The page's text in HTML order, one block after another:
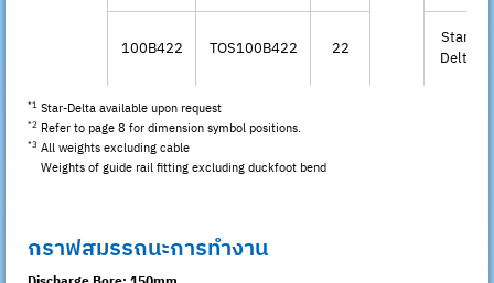
100B422 TOS100B422 22
Star-
Delta
*1 Star-Delta available upon request
*2 Refer to page 8 for dimension symbol positions.
*3 All weights excluding cable
Weights of guide rail fitting excluding duckfoot bend
กราฟสมรรถนะการทำงาน